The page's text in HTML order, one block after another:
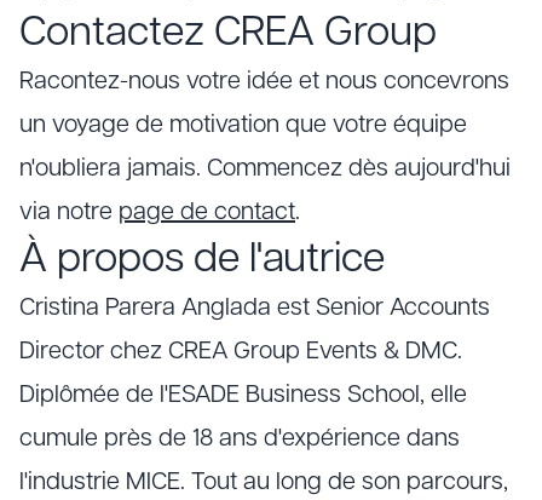
Contactez CREA Group
Racontez-nous votre idée et nous concevrons
un voyage de motivation que votre équipe
n'oubliera jamais. Commencez dès aujourd'hui
via notre page de contact.
À propos de l'autrice
Cristina Parera Anglada est Senior Accounts
Director chez CREA Group Events & DMC.
Diplômée de l'ESADE Business School, elle
cumule près de 18 ans d'expérience dans
l'industrie MICE. Tout au long de son parcours,